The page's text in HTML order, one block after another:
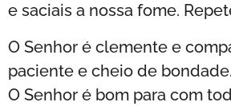
e saciais a nossa fome.
O Senhor é clemente e
paciente e cheio de bondade.
O Senhor é bom para com